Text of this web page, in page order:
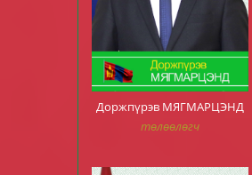
Доржпүрэв МЯГМАРЦЭНД
төлөөлөгч